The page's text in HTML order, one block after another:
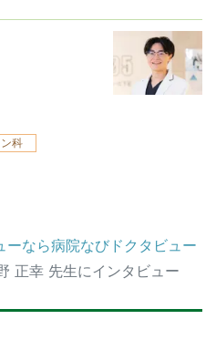
科
なら病院なびドクタビュー
正幸 先生にインタビュー